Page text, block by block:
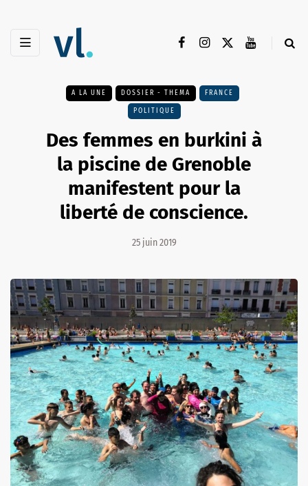
A LA UNE DOSSIER - THEMA FRANCE
POLITIQUE
Des femmes en burkini à
la piscine de Grenoble
manifestent pour la
liberté de conscience.
25 juin 2019